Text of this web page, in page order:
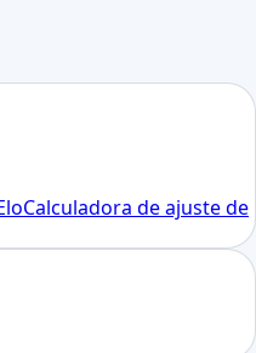
Calculadora de ajuste de